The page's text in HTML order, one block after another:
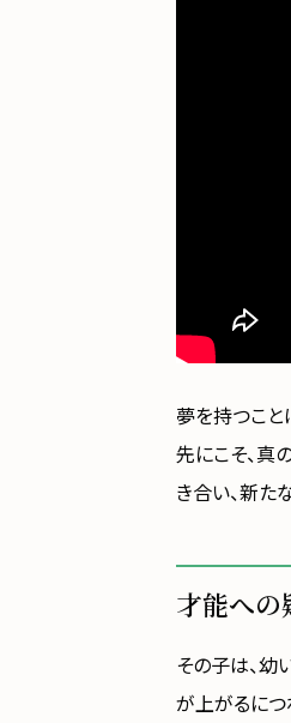
夢を持つこと
先にこそ、真
き合い、新た
才能へ
その子は、幼
が上がるにつ